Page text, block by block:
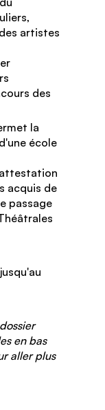
artistes
des
la
école
attestation
acquis de
passage
en bas
aller plus